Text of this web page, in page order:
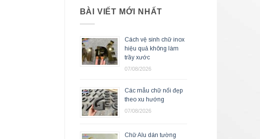
BÀI VIẾT MỚI NHẤT
Cách vệ sinh chữ inox
hiệu quả không làm
trầy xước
07/08/2026
Các mẫu chữ nổi đẹp
theo xu hướng
07/08/2026
Chữ Alu dán tường